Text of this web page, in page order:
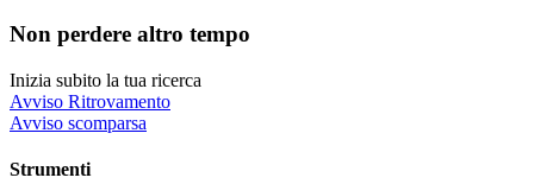
Non perdere altro tempo
Inizia subito la tua ricerca
Avviso Ritrovamento
Avviso scomparsa
Strumenti